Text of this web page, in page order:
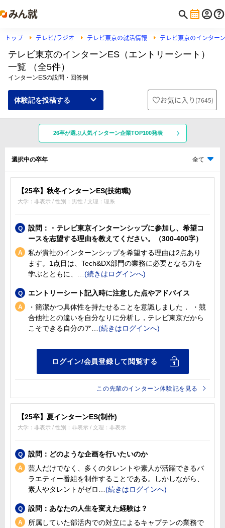
トップ テレビ/ラジオ テレビ東京の就活情報 テレビ東京のインター
テレビ東京のインターンES（エントリーシート）
一覧 （全5件）
インターンESの設問・回答例
体験記を投稿する お気に入り (7645)
26卒が選ぶ人気インターン企業TOP100発表
選択中の卒年 全て
【25卒】秋冬インターンES(技術職)
大学：非表示 / 性別：男性 / 文理：理系
設問：・テレビ東京インターンシップに参加し、希望コ
ースを志望する理由を教えてください。（300-400字）
私が貴社のインターンシップを希望する理由は2点あり
ます。1点目は、Tech&DX部門の業務に必要となる力を
学ぶとともに、
エントリーシート記入時に注意した点やアドバイス
・簡潔かつ具体性を持たせることを意識しました． ・競
合他社との違いを自分なりに分析し，テレビ東京だから
こそできる自分のア
この先輩のインターン体験記を見る
【25卒】夏インターンES(制作)
大学：非表示 / 性別：非表示 / 文理：非表示
設問：どのような企画を行いたいのか
芸人だけでなく、多くのタレントや素人が活躍できるバ
ラエティー番組を制作することである。しかしながら、
素人やタレントがゼロ
設問：あなたの人生を変えた経験は？
所属していた部活内での対立によるキャプテンの業務で